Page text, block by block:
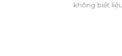
không biết